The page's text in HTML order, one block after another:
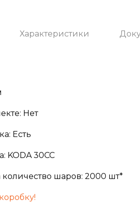
Характеристики
Нет
Есть
KODA 30СС
шаров: 2000 шт*